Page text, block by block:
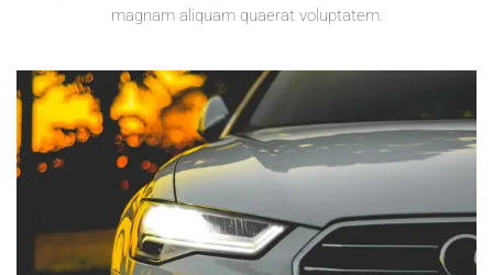
magnam aliquam quaerat voluptatem.